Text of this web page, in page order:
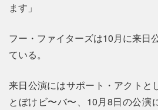
ます」
フー・ファイターズは10月に来日
ている。
来日公演にはサポート・アクトと
とぼけビ〜バ〜、10月8日の公演